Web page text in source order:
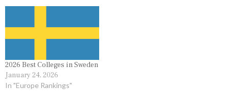
2026 Best Colleges in Sweden
January 24, 2026
In "Europe Rankings"